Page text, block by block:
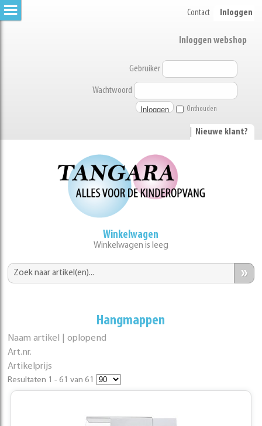
Contact Inloggen
Inloggen webshop
Gebruiker
Wachtwoord
Onthouden
Nieuwe klant?
Winkelwagen
Winkelwagen is leeg
»
Hangmappen
Naam artikel | oplopend
Art.nr.
Artikelprijs
Resultaten 1 - 61 van 61